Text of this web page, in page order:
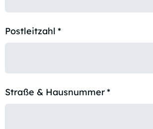
Postleitzahl *
Straße & Hausnummer*